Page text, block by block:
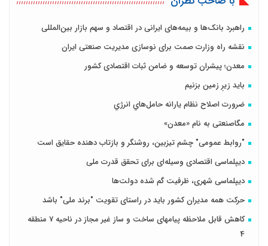
راهبرد بانک‌ها و بیمه‌های ایرانی در اقتصاد و سهم بازار بین‌المللی
نقشه راه وزارت صمت برای نوسازی مدیریت صنعتی ایران
معدن؛ پیشران توسعه و ضامن ثبات اقتصادی کشور
باید زیرِ زمین بزنیم
ضرورت اصلاح نظام يارانه حامل‌هاي انرژي
مگاصنعتی به نام «معدن»
"روابط عمومی" چشم تیزبین، روشنگر و بازتاب دهنده حقایق است
دیپلماسی اقتصادی وسیله‌ای برای تحقق قدرت ملی
دیپلماسی شهری، ظرفیت گم شده دولت‌ها
حرکت همه مدیران کشور باید در راستای تقویت "برند ملی" باشد
کاهش قابل ملاحظه پیامهای ساخت و ساز غیر مجاز در ناحیه 7 منطقه
4